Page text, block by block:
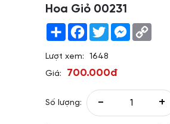
Hoa Giỏ 00231
Share Facebook
TwitterMessenger
Lượt xem:
1648
Giá:
700.000đ
Số lượng: - +